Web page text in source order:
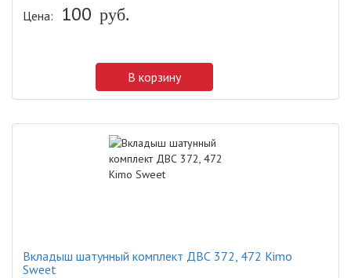
Цена:
100 руб.
В корзину
Вкладыш шатунный комплект ДВС 372, 472 Kimo
Sweet